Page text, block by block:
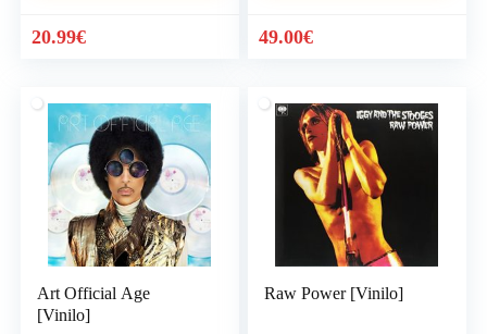
20.99€ 49.00€
Art Official Age
[Vinilo]
Raw Power [Vinilo]